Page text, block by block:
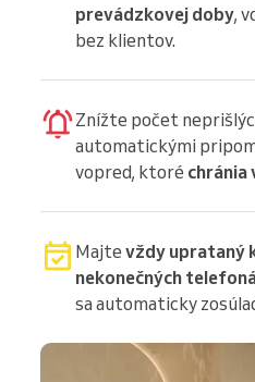
prevádzkovej doby,
bez klientov.
Znížte počet
automatickými
vopred, ktoré chránia
Majte vždy uprataný
nekonečných
sa automaticky